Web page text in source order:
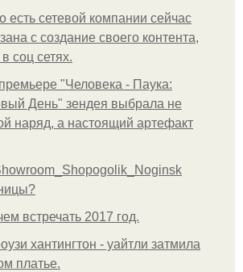
есть сетевой компании сейчас
с создание своего контента,
соц сетях.
"Человека - Паука:
День" зендея выбрала не
наряд, а настоящий артефакт
встречать 2017 год.
хантингтон - уайтли затмила
платьe.